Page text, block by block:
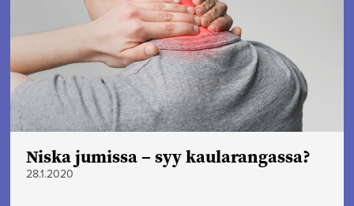
Niska jumissa – syy kaularangassa?
28.1.2020